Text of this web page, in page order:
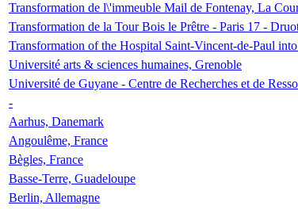
Transformation de l\'immeuble Mail de Fontenay, La
Transformation de la Tour Bois le Prêtre - Paris 17 -
Transformation of the Hospital Saint-Vincent-de-Paul
Université arts & sciences humaines, Grenoble
Université de Guyane - Centre de Recherches et de
-
Aarhus, Danemark
Angoulême, France
Bègles, France
Basse-Terre, Guadeloupe
Berlin, Allemagne